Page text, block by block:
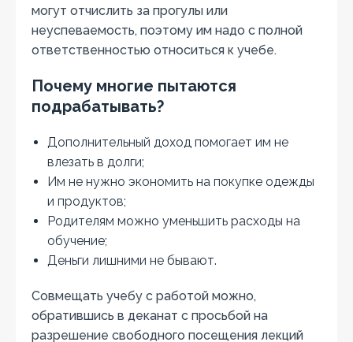
могут отчислить за прогулы или
неуспеваемость, поэтому им надо с полной
ответственностью относиться к учебе.
Почему многие пытаются
подрабатывать?
Дополнительный доход помогает им не
влезать в долги;
Им не нужно экономить на покупке одежды
и продуктов;
Родителям можно уменьшить расходы на
обучение;
Деньги лишними не бывают.
Совмещать учебу с работой можно,
обратившись в деканат с просьбой на
разрешение свободного посещения лекций